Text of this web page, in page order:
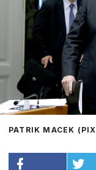
PATRIK MACEK